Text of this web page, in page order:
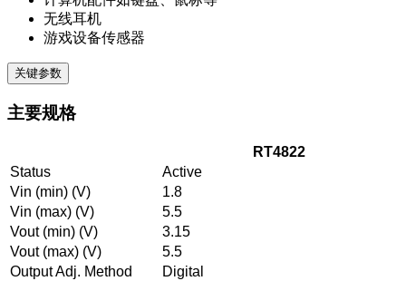
无线耳机
游戏设备传感器
关键参数
主要规格
RT4822
Status
Active
Vin (min) (V)
1.8
Vin (max) (V)
5.5
Vout (min) (V)
3.15
Vout (max) (V)
5.5
Output Adj. Method
Digital